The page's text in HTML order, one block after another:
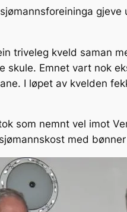
triveleg kveld saman
skule. Emnet vart nok
I løpet av kvelden
som nemnt vel imot
med